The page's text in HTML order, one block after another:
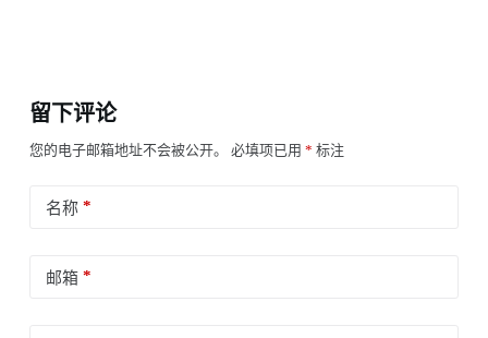
留下评论
您的电子邮箱地址不会被公开。 必填项已用 * 标注
名称*
邮箱*